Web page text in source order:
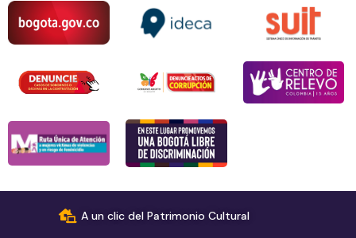
A un clic del Patrimonio Cultural